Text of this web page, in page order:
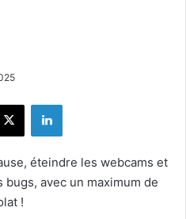
X Linkedin
éteindre les webcams et
bugs, avec un maximum de
!